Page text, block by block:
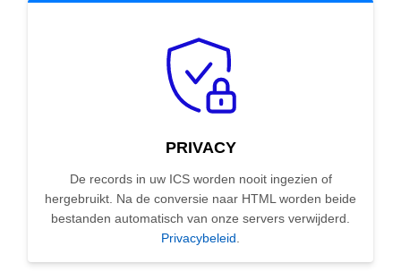
PRIVACY
De records in uw ICS worden nooit ingezien of
hergebruikt. Na de conversie naar HTML worden beide
bestanden automatisch van onze servers verwijderd.
Privacybeleid.